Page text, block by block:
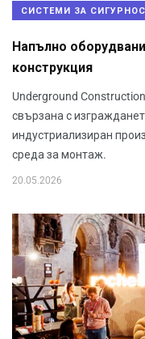
СИСТЕМИ ЗА
Напълно
конструкция
Underground
свързана с
индустриализиран
среда за монтаж.
20.05.2026